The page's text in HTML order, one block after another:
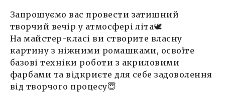
Запрошуємо вас провести затишний
творчий вечір у атмосфері літа🕊️
На майстер-класі ви створите власну
картину з ніжними ромашками, освоїте
базові техніки роботи з акриловими
фарбами та відкриєте для себе задоволення
від творчого процесу😇